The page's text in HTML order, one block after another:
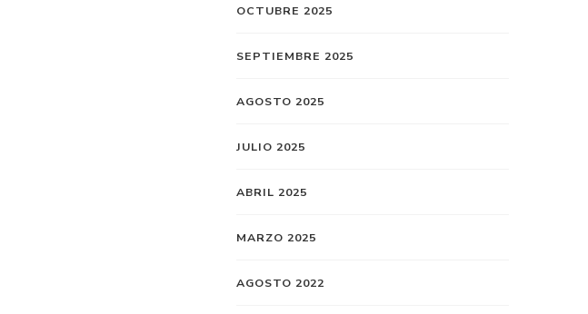
OCTUBRE 2025
SEPTIEMBRE 2025
AGOSTO 2025
JULIO 2025
ABRIL 2025
MARZO 2025
AGOSTO 2022